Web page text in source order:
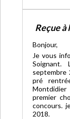
Reçue à
Bonjour,
Je vous
septembre
pré
premier
concours.
2018.